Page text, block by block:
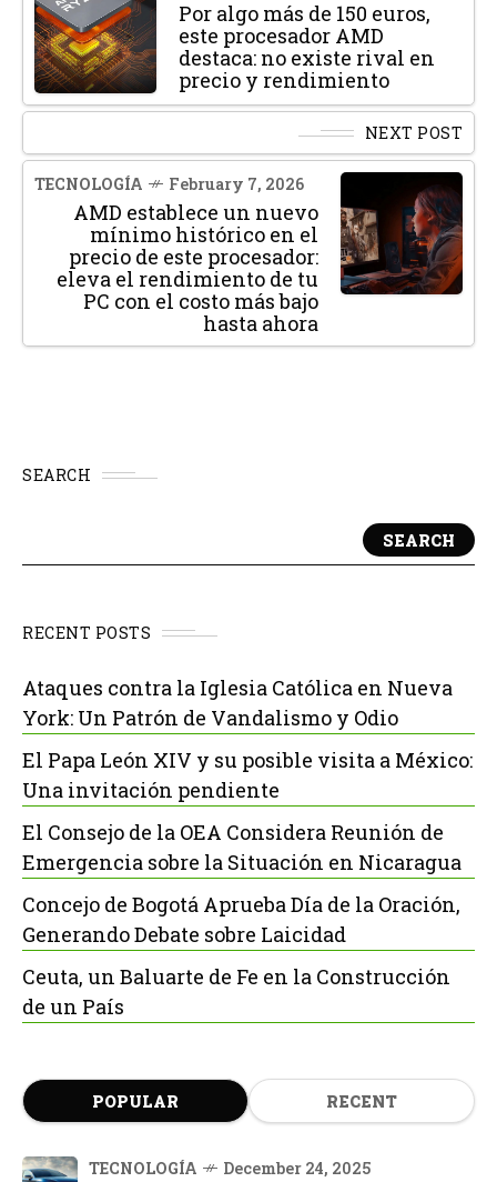
Por algo más de 150 euros,
este procesador AMD
destaca: no existe rival en
precio y rendimiento
NEXT POST
TECNOLOGÍA February 7, 2026
AMD establece un nuevo
mínimo histórico en el
precio de este procesador:
eleva el rendimiento de tu
PC con el costo más bajo
hasta ahora
SEARCH
SEARCH
RECENT POSTS
Ataques contra la Iglesia Católica en Nueva
York: Un Patrón de Vandalismo y Odio
El Papa León XIV y su posible visita a México:
Una invitación pendiente
El Consejo de la OEA Considera Reunión de
Emergencia sobre la Situación en Nicaragua
Concejo de Bogotá Aprueba Día de la Oración,
Generando Debate sobre Laicidad
Ceuta, un Baluarte de Fe en la Construcción
de un País
POPULAR RECENT
TECNOLOGÍA December 24, 2025